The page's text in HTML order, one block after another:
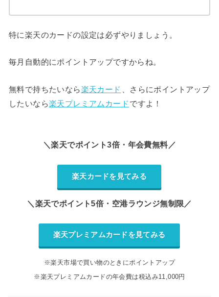
特に楽天のカードの設定は必ずやりましょう。
毎月自動的にポイントアップですからね。
無料で持ちたいなら楽天カード
、さらにポイントアップ
したいなら楽天プレミアムカード ですよ！
＼楽天でポイント3倍・年会費無料／
楽天カードを見てみる
＼楽天でポイント5倍・空港ラウンジ無制限／
楽天プレミアムカードを見てみる
※楽天市場で買い物のときにポイントアップ
※楽天プレミアムカードの年会費は税込み11,000円